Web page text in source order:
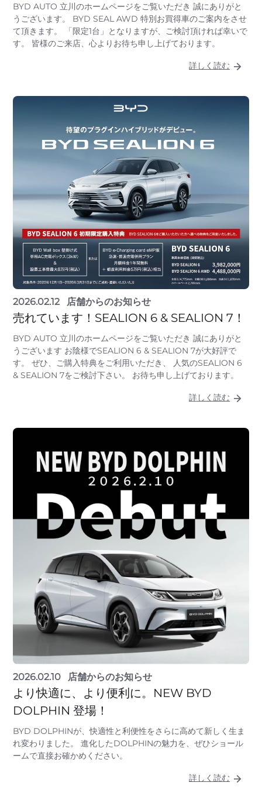
BYD AUTO 立川のホームページをご覧いただき 誠にありがと
うございます。 BYD SEAL AWD 特別お買得車のご案内をさせ
て頂きます。 「限定1台」となりますが、ご検討頂ければ幸いで
す。 皆様のご来店、心よりお待ち申し上げております。
詳しく読む
2026.02.12 店舗からのお知らせ
売れています！SEALION 6 & SEALION 7！
BYD AUTO 立川のホームページをご覧いただき 誠にありがと
うございます お陰様でSEALION 6 & SEALION 7が大好評で
す。 ぜひ、ご購入特典をご利用いただき、 人気のSEALION 6
& SEALION 7をご検討下さい。 お待ち申し上げております。
詳しく読む
2026.02.10 店舗からのお知らせ
より快適に、より便利に。NEW BYD
DOLPHIN 登場！
BYD DOLPHINが、快適性と利便性をさらに高めて新しく生ま
れ変わりました。 進化したDOLPHINの魅力を、ぜひショール
ームで直接お確かめください。
詳しく読む